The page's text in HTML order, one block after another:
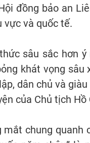
đồng bảo an
vực và quốc tế.
sâu sắc hơn
khát vọng
dân chủ và
của Chủ tịch Hồ
mắt chung